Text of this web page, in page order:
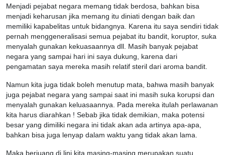
Menjadi pejabat negara memang tidak berdosa, bahkan bisa
menjadi keharusan jika memang itu diniati dengan baik dan
memiliki kapabelitas untuk bidangnya. Karena itu saya sendiri tidak
pernah menggeneralisasi semua pejabat itu bandit, koruptor, suka
menyalah gunakan kekuasaannya dll. Masih banyak pejabat
negara yang sampai hari ini saya dukung, karena dari
pengamatan saya mereka masih relatif steril dari aroma bandit.
Namun kita juga tidak boleh menutup mata, bahwa masih banyak
juga pejabat negara yang sampai saat ini masih suka korupsi dan
menyalah gunakan keluasaannya. Pada mereka itulah perlawanan
kita harus diarahkan ! Sebab jika tidak demikian, maka potensi
besar yang dimiliki negara ini tidak akan ada artinya apa-apa,
bahkan bisa juga lenyap dalam waktu yang tidak akan lama.
Maka berjuang di lini kita masing-masing merupakan suatu